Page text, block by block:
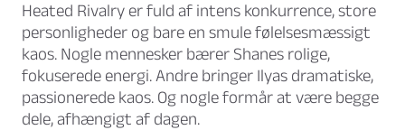
Heated Rivalry er fuld af intens konkurrence, store
personligheder og bare en smule følelsesmæssigt
kaos. Nogle mennesker bærer Shanes rolige,
fokuserede energi. Andre bringer Ilyas dramatiske,
passionerede kaos. Og nogle formår at være begge
dele, afhængigt af dagen.